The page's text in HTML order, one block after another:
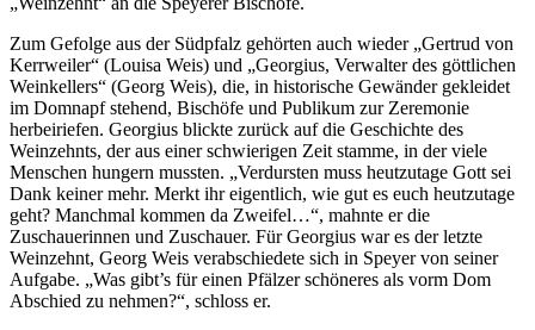
Zum Gefolge aus der Südpfalz gehörten auch wieder „Gertrud von
Kerrweiler“ (Louisa Weis) und „Georgius, Verwalter des göttlichen
Weinkellers“ (Georg Weis), die, in historische Gewänder gekleidet
im Domnapf stehend, Bischöfe und Publikum zur Zeremonie
herbeiriefen. Georgius blickte zurück auf die Geschichte des
Weinzehnts, der aus einer schwierigen Zeit stamme, in der viele
Menschen hungern mussten. „Verdursten muss heutzutage Gott sei
Dank keiner mehr. Merkt ihr eigentlich, wie gut es euch heutzutage
geht? Manchmal kommen da Zweifel…“, mahnte er die
Zuschauerinnen und Zuschauer. Für Georgius war es der letzte
Weinzehnt, Georg Weis verabschiedete sich in Speyer von seiner
Aufgabe. „Was gibt’s für einen Pfälzer schöneres als vorm Dom
Abschied zu nehmen?“, schloss er.